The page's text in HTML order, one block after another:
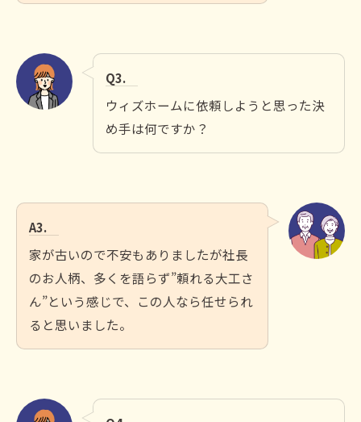
Q3.
ウィズホームに依頼しようと思った決
め手は何ですか？
A3.
家が古いので不安もありましたが社長
のお人柄、多くを語らず”頼れる大工さ
ん”という感じで、この人なら任せられ
ると思いました。